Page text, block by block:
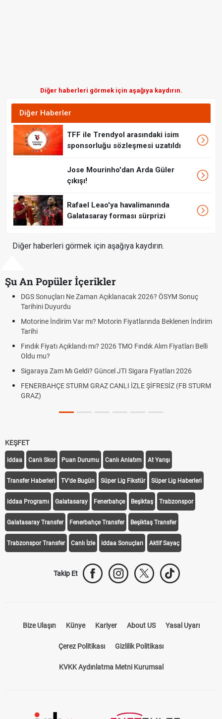
Diğer haberleri görmek için aşağıya kaydırın.
Diğer Haberler
TFF ile Trendyol arasındaki isim
sponsorluğu sözleşmesi uzatıldı
Jose Mourinho'dan Arda Güler
çıkışı!
Rafael Leao'ya havalimanında
Galatasaray forması sürprizi
Diğer haberleri görmek için aşağıya kaydırın.
Şu An Popüler İçerikler
Sonuçları Ne Zaman Açıklanacak 2026? ÖSYM Sonuç
Duyurdu
İndirim Var mı? Motorin Fiyatlarında Beklenen İndirim
Fiyatı Açıklandı mı? 2026 TMO Fındık Alım Fiyatları Belli
Zam Mı Geldi? Güncel JTI Sigara Fiyatları 2026
STURM GRAZ CANLI İZLE ŞİFRESİZ (FB STURM
Graz
KEŞFET
iddaa Canlı Skor Puan Durumu Canlı Anlatım At Yarışı
Transfer Haberleri TV'de Bugün Süper Lig Fikstür Süper Lig Haberleri
iddaa Programı Galatasaray Fenerbahçe Beşiktaş Trabzonspor
Galatasaray Transfer Fenerbahçe Transfer Beşiktaş Transfer
Trabzonspor Transfer Canlı İzle iddaa Sonuçları Aktif Sayaç
Takip Et
Bize Ulaşın Künye Kariyer About US Yasal Uyarı
Çerez Politikası Gizlilik Politikası
KVKK Aydınlatma Metni Kurumsal